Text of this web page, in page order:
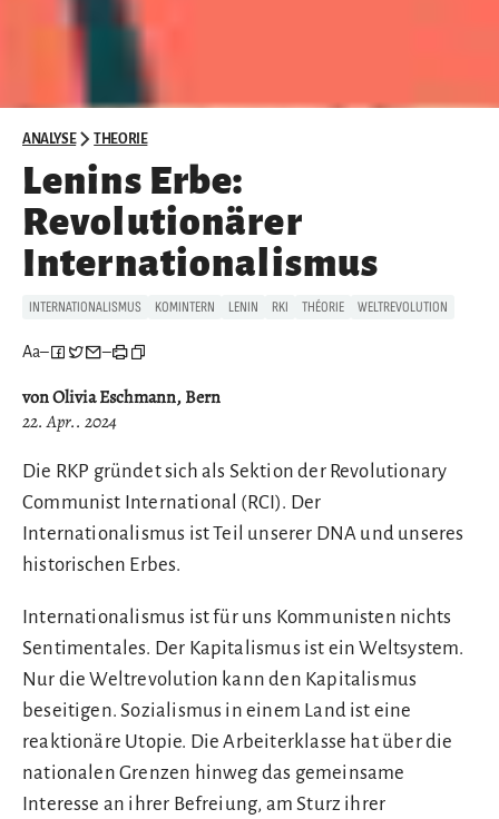
ANALYSE THEORIE
Lenins Erbe:
Revolutionärer
Internationalismus
INTERNATIONALISMUS KOMINTERN LENIN RKI THÉORIE WELTREVOLUTION
Aa– –
von Olivia Eschmann, Bern
22. Apr.. 2024
Die RKP gründet sich als Sektion der Revolutionary
Communist International (RCI). Der
Internationalismus ist Teil unserer DNA und unseres
historischen Erbes.
Internationalismus ist für uns Kommunisten nichts
Sentimentales. Der Kapitalismus ist ein Weltsystem.
Nur die Weltrevolution kann den Kapitalismus
beseitigen. Sozialismus in einem Land ist eine
reaktionäre Utopie. Die Arbeiterklasse hat über die
nationalen Grenzen hinweg das gemeinsame
Interesse an ihrer Befreiung, am Sturz ihrer